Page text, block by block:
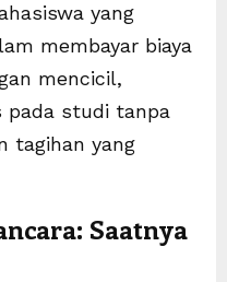
yang
membayar biaya
mencicil,
pada studi tanpa
tagihan yang
Saatnya